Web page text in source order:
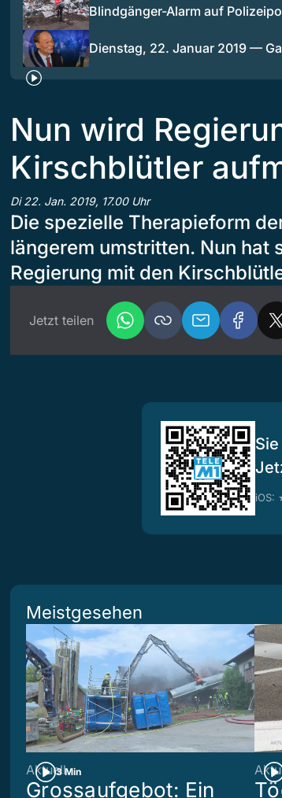
Blindgänger-Alarm auf
Dienstag, 22. Januar 2019 —
Nun wird
Kirschblütler
Di 22. Jan. 2019, 17.00 Uhr
Die spezielle Therapieform
längerem umstritten. Nun hat
Regierung mit den
Jetzt teilen
iOS:
Meistgesehen
3 Min
Aktuell
Grossaufgebot: Ein